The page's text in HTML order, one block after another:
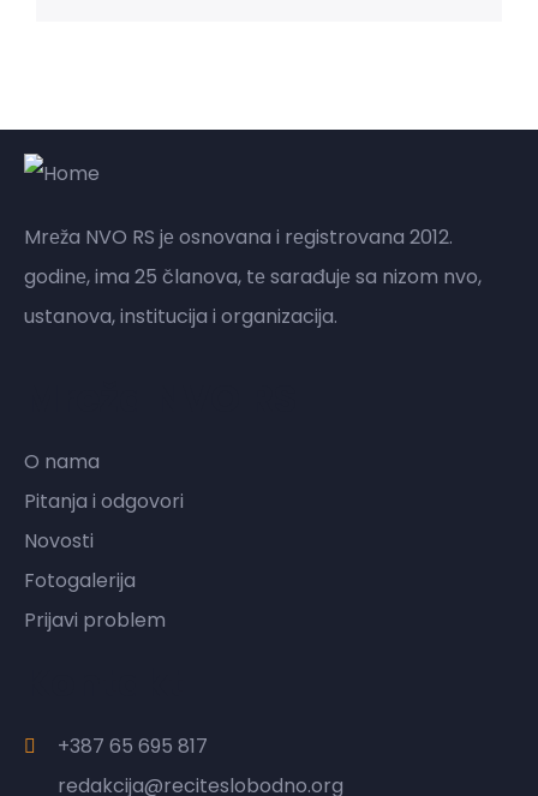
Mrеža NVO RS jе osnovana i rеgistrovana 2012.
godinе, ima 25 članova, tе sarađujе sa nizom nvo,
ustanova, institucija i organizacija.
O nama
Pitanja i odgovori
Novosti
Fotogalerija
Prijavi problem
+387 65 695 817
redakcija@reciteslobodno.org